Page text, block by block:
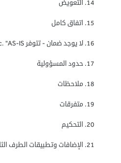
14. التعويض
15. اتفاق كامل
16. لا يوجد ضمان - تتوفر Talnera Inc. "AS-IS"
17. حدود المسؤولية
18. ملاحظات
19. متفرقات
20. التحكيم
21. الإضافات وتطبيقات الطرف الثالث